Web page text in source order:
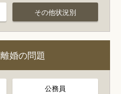
その他状況別
婚の問題
公務員